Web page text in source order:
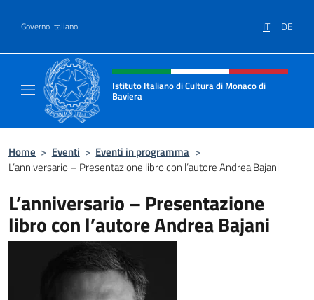
Governo Italiano IT DE
Intestazione sito, social e menù
Istituto Italiano di Cultura di Monaco di
Baviera
Home > Eventi > Eventi in programma >
L’anniversario – Presentazione libro con l’autore Andrea Bajani
L’anniversario – Presentazione
libro con l’autore Andrea Bajani